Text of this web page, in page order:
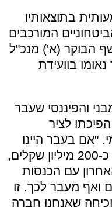
בתוצאותיו
המורכבים
הבוקר (א') מנכ"ל
בוועידת
והפיננסי שעבר
לציר
"אם בעבר היינו
סוגרים רבעון עם הכנסות של כ-200 מיליון שקלים,
עם הכנסות
שקלים ואף מעבר לכך. זו
שאנחנו חברה